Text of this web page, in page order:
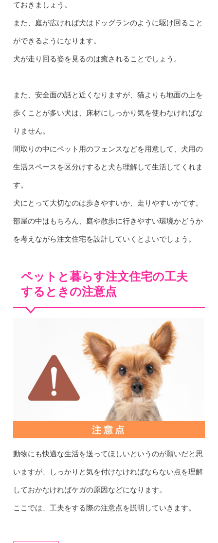
ておきましょう。
また、庭が広ければ犬はドッグランのように駆け回ること
ができるようになります。
犬が走り回る姿を見るのは癒されることでしょう。
また、安全面の話と近くなりますが、猫よりも地面の上を
歩くことが多い犬は、床材にしっかり気を使わなければな
りません。
間取りの中にペット用のフェンスなどを用意して、犬用の
生活スペースを区分けすると犬も理解して生活してくれま
す。
犬にとって大切なのは歩きやすいか、走りやすいかです。
部屋の中はもちろん、庭や散歩に行きやすい環境かどうか
を考えながら注文住宅を設計していくとよいでしょう。
ペットと暮らす注文住宅の工夫
するときの注意点
動物にも快適な生活を送ってほしいというのが願いだと思
いますが、しっかりと気を付けなければならない点を理解
しておかなければケガの原因などになります。
ここでは、工夫をする際の注意点を説明していきます。